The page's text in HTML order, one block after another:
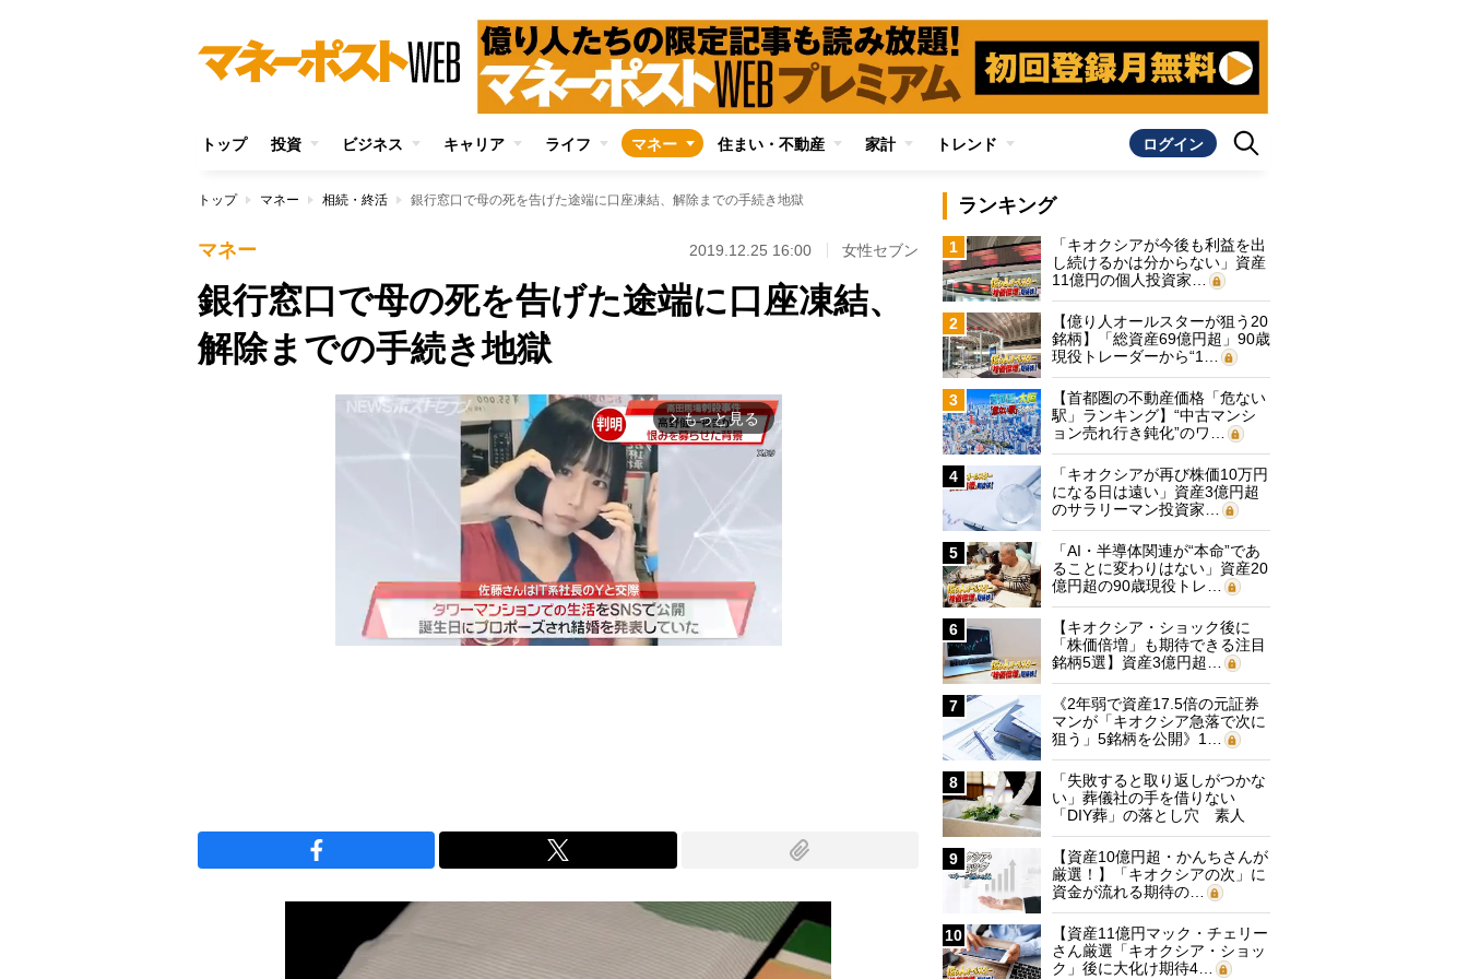
トップ 投資 ビジネス キャリア ライフ マネー 住まい・不動産 家計 トレンド ログイン
トップ マネー 相続・終活 銀行窓口で母の死を告げた途端に口座凍結、解除までの手続き地獄
マネー 2019.12.25 16:00 女性セブン
銀行窓口で母の死を告げた途端に口座凍結、
解除までの手続き地獄
arrow_forward_ios もっと見る
ランキング
1
「キオクシアが今後も利益を出
し続けるかは分からない」資産
11億円の個人投資家…
2
【億り人オールスターが狙う20
銘柄】「総資産69億円超」90歳
現役トレーダーから“1…
3
【首都圏の不動産価格「危ない
駅」ランキング】“中古マンシ
ョン売れ行き鈍化”のワ…
4
「キオクシアが再び株価10万円
になる日は遠い」資産3億円超
のサラリーマン投資家…
5
「AI・半導体関連が“本命”であ
ることに変わりはない」資産20
億円超の90歳現役トレ…
6
【キオクシア・ショック後に
「株価倍増」も期待できる注目
銘柄5選】資産3億円超…
7
《2年弱で資産17.5倍の元証券
マンが「キオクシア急落で次に
狙う」5銘柄を公開》1…
8
「失敗すると取り返しがつかな
い」葬儀社の手を借りない
「DIY葬」の落とし穴 素人
に…
9
【資産10億円超・かんちさんが
厳選！】「キオクシアの次」に
資金が流れる期待の…
10
【資産11億円マック・チェリー
さん厳選「キオクシア・ショッ
ク」後に大化け期待4…